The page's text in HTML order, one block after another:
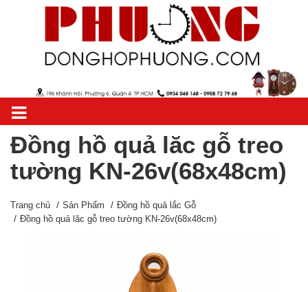
Đồng hồ quả lăc gỗ treo
tường KN-26v(68x48cm)
Trang chủ Sản Phẩm
Đồng hồ quả lắc Gỗ
Đồng hồ quả lăc gỗ treo tường KN-26v(68x48cm)